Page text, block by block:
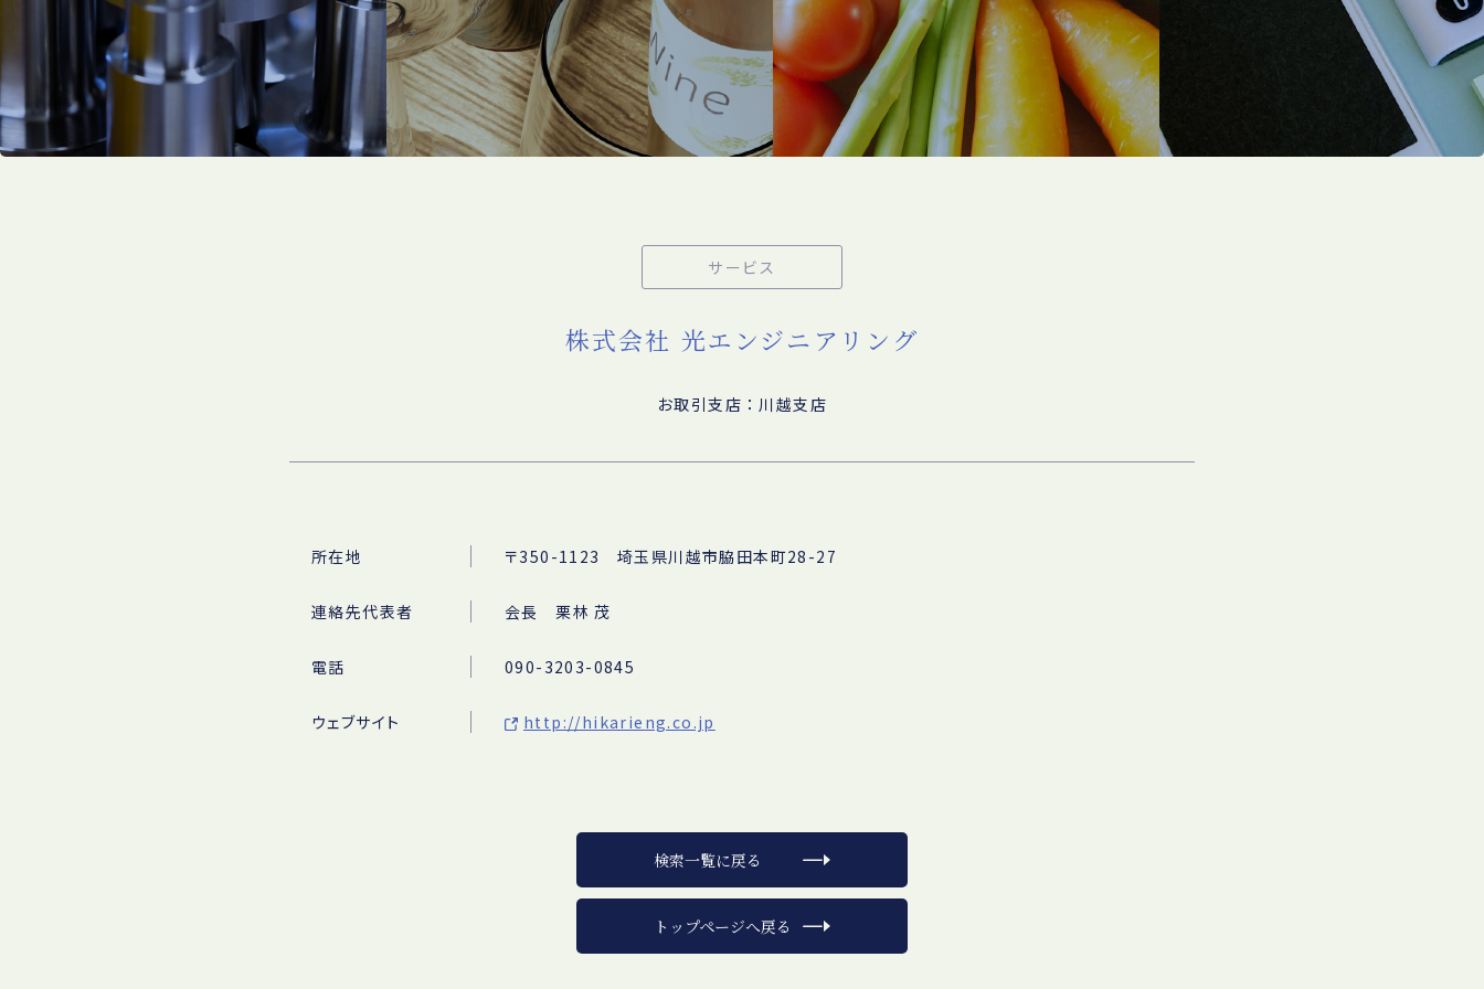
サービス
株式会社 光エンジニアリング
お取引支店：川越支店
所在地 〒350-1123 埼玉県川越市脇田本町28-27
連絡先代表者 会長 栗林 茂
電話 090-3203-0845
ウェブサイト http://hikarieng.co.jp
検索一覧に戻る
トップページへ戻る